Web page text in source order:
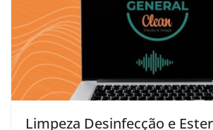
Limpeza Desinfecção e